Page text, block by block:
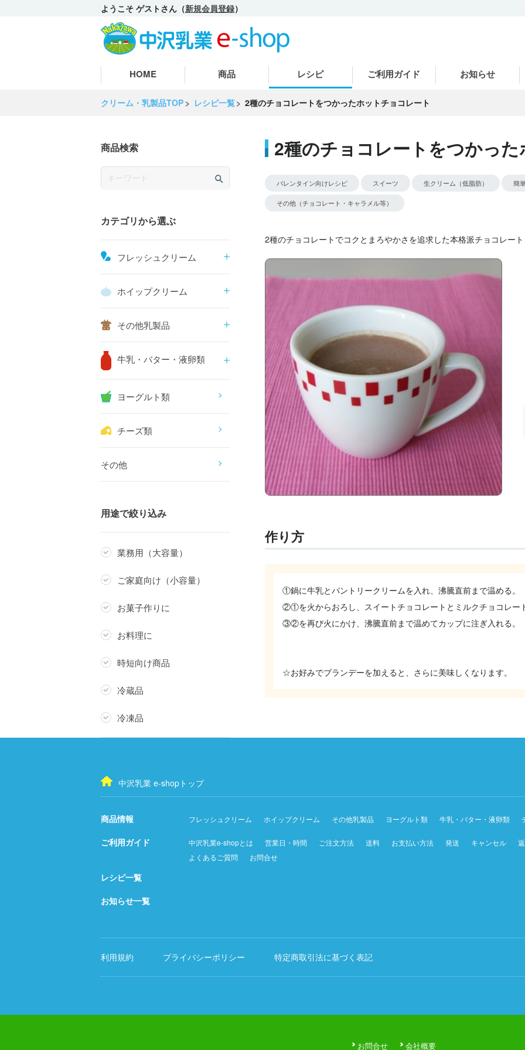
ようこそ ゲストさん（新規会員登録）
HOME 商品 レシピ ご利用ガイド お知らせ
クリーム・乳製品TOP レシピ一覧 2種のチョコレートをつかったホットチョコレート
商品検索
カテゴリから選ぶ
フレッシュクリーム
ホイップクリーム
その他乳製品
牛乳・バター・液卵類
ヨーグルト類
チーズ類
その他
用途で絞り込み
業務用（大容量）
ご家庭向け（小容量）
お菓子作りに
お料理に
時短向け商品
冷蔵品
冷凍品
2種のチョコレートをつかっ
バレンタイン向けレシピ スイーツ 生クリーム（低脂肪） 簡
その他（チョコレート・キャラメル等）
2種のチョコレートでコクとまろやかさを追求した本格派チョコレー
作り方
①鍋に牛乳とパントリークリームを入れ、沸騰直前まで温める。
②①を火からおろし、スイートチョコレートとミルクチョコレー
③②を再び火にかけ、沸騰直前まで温めてカップに注ぎ入れる。
☆お好みでブランデーを加えると、さらに美味しくなります。
中沢乳業 e-shopトップ
商品情報 フレッシュクリーム ホイップクリーム その他乳製品 ヨーグルト類 牛乳・バター・液卵類
ご利用ガイド 中沢乳業e-shopとは 営業日・時間 ご注文方法 送料 お支払い方法 発送 キャンセル
よくあるご質問
お問合せ
レシピ一覧
お知らせ一覧
利用規約 プライバシーポリシー 特定商取引法に基づく表記
お問合せ 会社概要